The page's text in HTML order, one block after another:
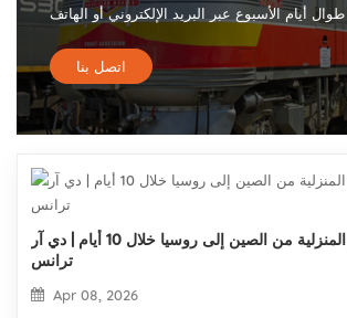
اتصل بنا
شحن الأجهزة المنزلية من الصين إلى روسيا خلال 10 أيام | دي آر
ترانس
Apr 08, 2026